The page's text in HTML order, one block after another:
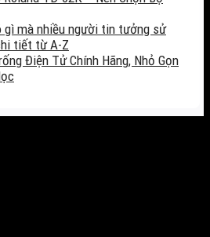
gì mà nhiều người tin tưởng sử
tiết từ A-Z
Điện Tử Chính Hãng, Nhỏ Gọn